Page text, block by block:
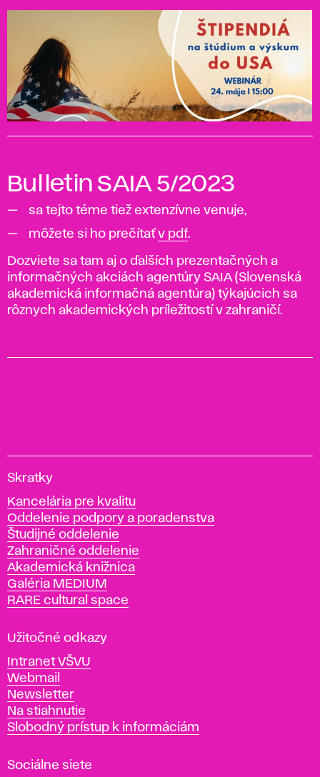
Bulletin SAIA 5/2023
sa tejto téme tiež extenzívne venuje,
môžete si ho prečítaťv pdf.
Dozviete sa tam aj o ďalších prezentačných a
informačných akciách agentúry SAIA (Slovenská
akademická informačná agentúra) týkajúcich sa
rôznych akademických príležitostí v zahraničí.
V
s
o
k
á
š
k
o
a
ý
t
v
a
r
ý
Skratky
Kancelária pre kvalitu
Oddelenie podpory a poradenstva
Študijné oddelenie
Zahraničné oddelenie
Akademická knižnica
Galéria MEDIUM
RARE cultural space
Užitočné odkazy
Intranet VŠVU
Webmail
Newsletter
Na stiahnutie
Slobodný prístup k informáciám
Sociálne siete